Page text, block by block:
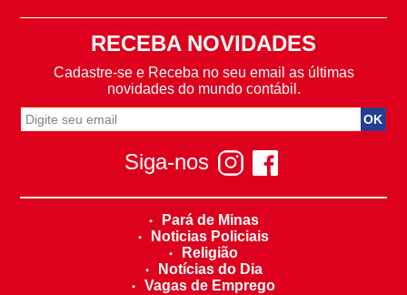
RECEBA NOVIDADES
Cadastre-se e Receba no seu email as últimas
novidades do mundo contábil.
Siga-nos
Pará de Minas
Noticias Policiais
Religião
Notícias do Dia
Vagas de Emprego